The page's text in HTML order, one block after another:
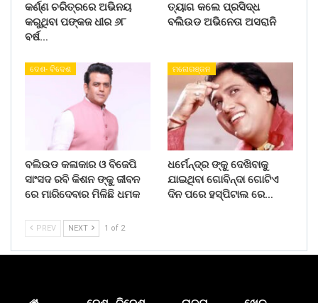
କର୍ଣ୍ଣ ଚରିତ୍ରରେ ଅଭିନୟ
କରୁଥିବା ପଙ୍କଜ ଧୀର ୬୮
ବର୍ଷ…
ତ୍ୟାଗ କଲେ ପ୍ରସିଦ୍ଧ
ବଲିଉଡ ଅଭିନେତା ଅସରାନି
ଦେଶ- ବିଦେଶ
ବଲିଉଡ କଳାକାର ଓ ବିଜେପି
ସାଂସଦ ରବି କିଶନ ଙ୍କୁ ଜୀବନ
ରେ ମାରିଦେବାର ମିଳିଛି ଧମକ
ମନୋରଞ୍ଜନ
ଧର୍ମେନ୍ଦ୍ର ଙ୍କୁ ଦେଖିବାକୁ
ଯାଇଥିବା ଗୋବିନ୍ଦା ଗୋଟିଏ
ଦିନ ପରେ ହସ୍ପିଟାଲ ରେ…
PREV NEXT 1 of 2